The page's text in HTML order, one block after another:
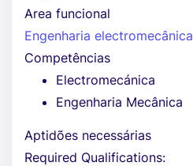
Area funcional
Engenharia electromecânica
Competências
Electromecánica
Engenharia Mecânica
Aptidões necessárias
Required Qualifications: